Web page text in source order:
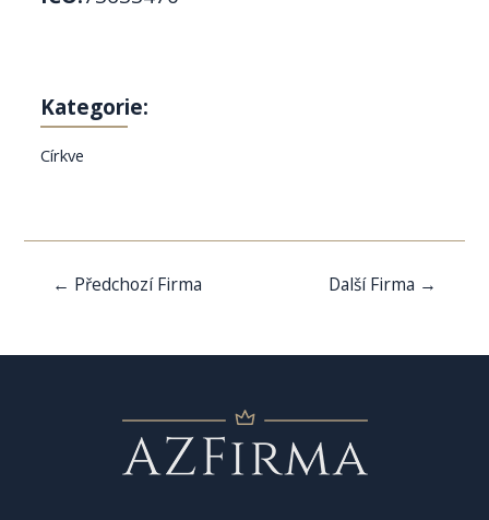
Kategorie:
Církve
Navigace
← Předchozí Firma Další Firma →